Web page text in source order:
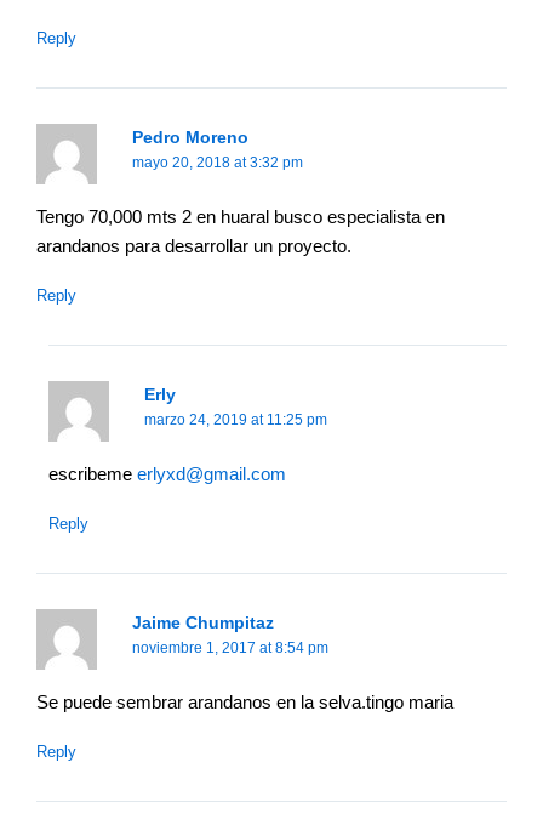
Reply
Pedro Moreno
mayo 20, 2018 at 3:32 pm
Tengo 70,000 mts 2 en huaral busco especialista en
arandanos para desarrollar un proyecto.
Reply
Erly
marzo 24, 2019 at 11:25 pm
escribeme erlyxd@gmail.com
Reply
Jaime Chumpitaz
noviembre 1, 2017 at 8:54 pm
Se puede sembrar arandanos en la selva.tingo maria
Reply